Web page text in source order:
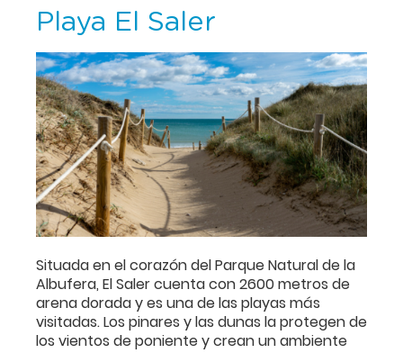
Playa El Saler
Situada en el corazón del Parque Natural de la
Albufera, El Saler cuenta con 2600 metros de
arena dorada y es una de las playas más
visitadas. Los pinares y las dunas la protegen de
los vientos de poniente y crean un ambiente